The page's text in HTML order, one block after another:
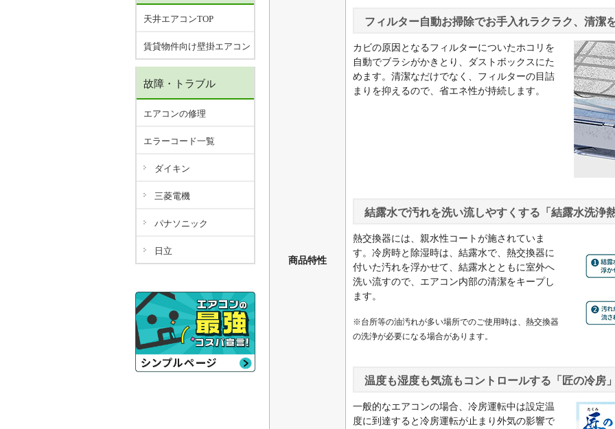
商品特性
フィルター自動お掃除でお手入れラクラク、清潔
カビの原因となるフィルターについたホコリを
自動でブラシがかきとり、ダストボックスにた
めます。清潔なだけでなく、フィルターの目詰
まりを抑えるので、省エネ性が持続します。
結露水で汚れを洗い流しやすくする「結露水洗浄
熱交換器には、親水性コートが施されていま
す。冷房時と除湿時は、結露水で、熱交換器に
付いた汚れを浮かせて、結露水とともに室外へ
洗い流すので、エアコン内部の清潔をキープし
ます。
※台所等の油汚れが多い場所でのご使用時は、熱交換器
の洗浄が必要になる場合があります。
温度も湿度も気流もコントロールする「匠の冷房
一般的なエアコンの場合、冷房運転中は設定温
度に到達すると冷房運転が止まり外気の影響で
天井エアコンTOP
賃貸物件向け壁掛エアコン
故障・トラブル
エアコンの修理
エラーコード一覧
ダイキン
三菱電機
パナソニック
日立